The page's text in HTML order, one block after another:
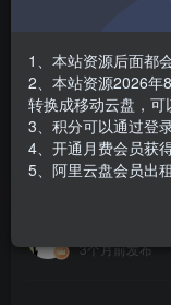
免费
安装包大小
游戏本体大小
3个月前发布
1、本站资源后面都
2、本站资源2026年
转换成移动云盘，可
3、积分可以通过登
4、开通月费会员获
5、阿里云盘会员出